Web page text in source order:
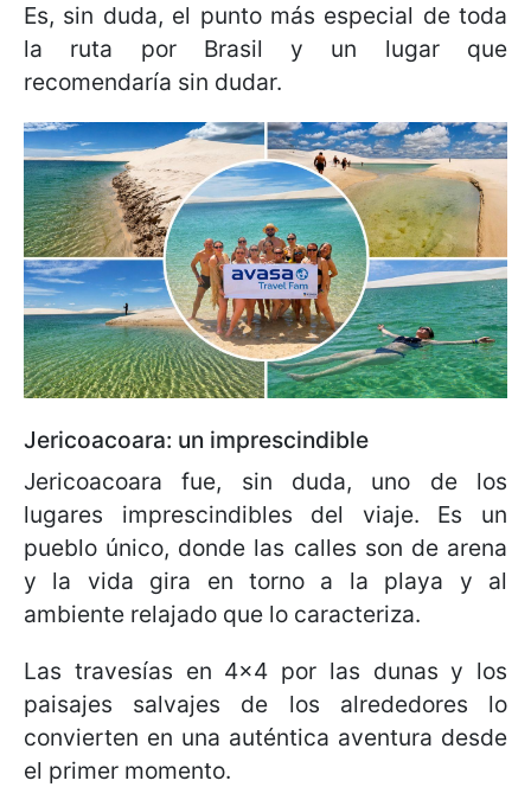
Es, sin duda, el punto más especial de toda
la ruta por Brasil y un lugar que
recomendaría sin dudar.
Jericoacoara: un imprescindible
Jericoacoara fue, sin duda, uno de los
lugares imprescindibles del viaje. Es un
pueblo único, donde las calles son de arena
y la vida gira en torno a la playa y al
ambiente relajado que lo caracteriza.
Las travesías en 4x4 por las dunas y los
paisajes salvajes de los alrededores lo
convierten en una auténtica aventura desde
el primer momento.